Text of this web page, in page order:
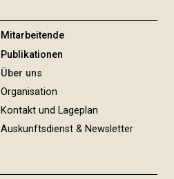
Mitarbeitende
Publikationen
Über uns
Organisation
Kontakt und Lageplan
Auskunftsdienst & Newsletter